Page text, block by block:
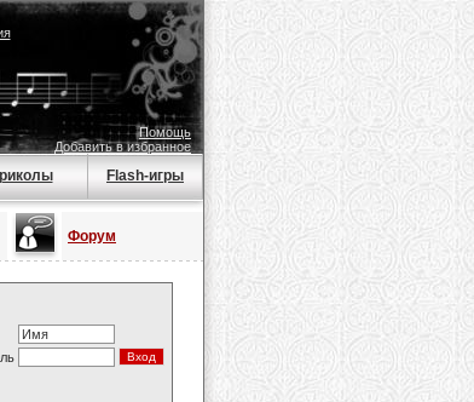
Помощь
Добавить в избранное
Flash-игры
Форум